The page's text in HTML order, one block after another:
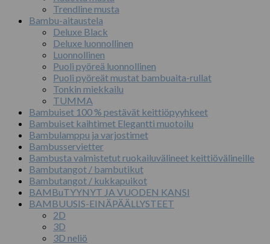
Trendline musta
Bambu-aitaustela
Deluxe Black
Deluxe luonnollinen
Luonnollinen
Puoli pyöreä luonnollinen
Puoli pyöreät mustat bambuaita-rullat
Tonkin miekkailu
TUMMA
Bambuiset 100 % pestävät keittiöpyyhkeet
Bambuiset kaihtimet Elegantti muotoilu
Bambulamppu ja varjostimet
Bambusservietter
Bambusta valmistetut ruokailuvälineet keittiövälineille
Bambutangot / bambutikut
Bambutangot / kukkapuikot
BAMBuTYYNYT JA VUODEN KANSI
BAMBUUSIS-EINÄPÄÄLLYSTEET
2D
3D
3D neliö